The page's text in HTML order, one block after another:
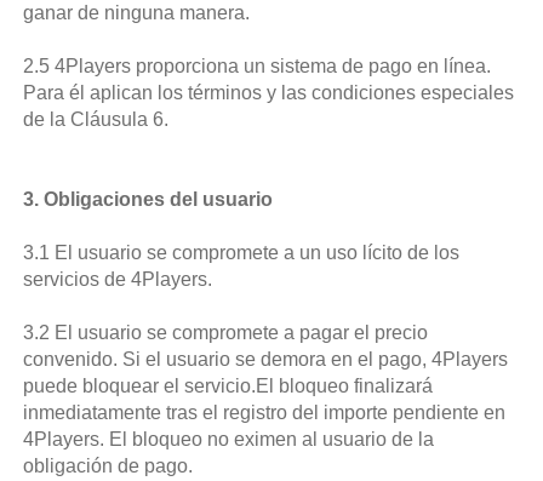
ganar de ninguna manera.
2.5 4Players proporciona un sistema de pago en línea.
Para él aplican los términos y las condiciones especiales
de la Cláusula 6.
3. Obligaciones del usuario
3.1 El usuario se compromete a un uso lícito de los
servicios de 4Players.
3.2 El usuario se compromete a pagar el precio
convenido. Si el usuario se demora en el pago, 4Players
puede bloquear el servicio.El bloqueo finalizará
inmediatamente tras el registro del importe pendiente en
4Players. El bloqueo no eximen al usuario de la
obligación de pago.